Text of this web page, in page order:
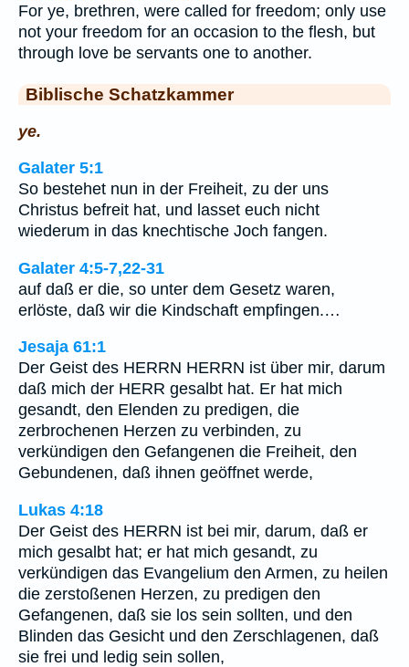
For ye, brethren, were called for freedom; only use
not your freedom for an occasion to the flesh, but
through love be servants one to another.
Biblische Schatzkammer
ye.
Galater 5:1
So bestehet nun in der Freiheit, zu der uns
Christus befreit hat, und lasset euch nicht
wiederum in das knechtische Joch fangen.
Galater 4:5-7,22-31
auf daß er die, so unter dem Gesetz waren,
erlöste, daß wir die Kindschaft empfingen.…
Jesaja 61:1
Der Geist des HERRN HERRN ist über mir, darum
daß mich der HERR gesalbt hat. Er hat mich
gesandt, den Elenden zu predigen, die
zerbrochenen Herzen zu verbinden, zu
verkündigen den Gefangenen die Freiheit, den
Gebundenen, daß ihnen geöffnet werde,
Lukas 4:18
Der Geist des HERRN ist bei mir, darum, daß er
mich gesalbt hat; er hat mich gesandt, zu
verkündigen das Evangelium den Armen, zu heilen
die zerstoßenen Herzen, zu predigen den
Gefangenen, daß sie los sein sollten, und den
Blinden das Gesicht und den Zerschlagenen, daß
sie frei und ledig sein sollen,